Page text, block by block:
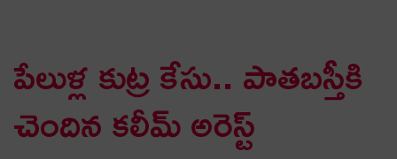
పేలుళ్ల కుట్ర కేసు.. పాతబస్తీకి
చెందిన కలీమ్ అరెస్ట్